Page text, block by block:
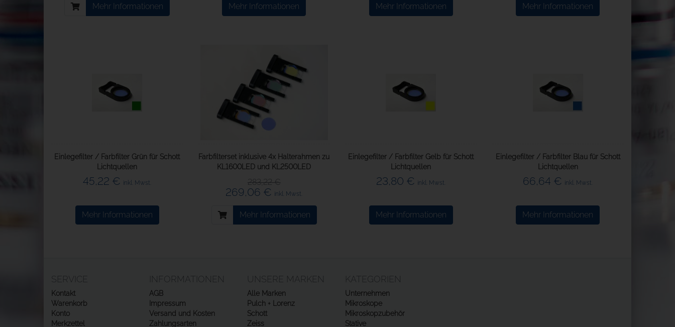
Mehr Informationen Mehr Informationen Mehr Informationen Mehr Informationen
Einlegefilter / Farbfilter Grün für Schott
Lichtquellen
45,22 € inkl. Mwst.
Mehr Informationen
Farbfilterset inklusive 4x Halterahmen zu
KL1600LED und KL2500LED
283,22 €
269,06 € inkl. Mwst.
Mehr Informationen
Einlegefilter / Farbfilter Gelb für Schott
Lichtquellen
23,80 € inkl. Mwst.
Mehr Informationen
Einlegefilter / Farbfilter Blau für Schott
Lichtquellen
66,64 € inkl. Mwst.
Mehr Informationen
SERVICE
Kontakt
Warenkorb
Konto
Merkzettel
INFORMATIONEN
AGB
Impressum
Versand und Kosten
Zahlungsarten
UNSERE MARKEN
Alle Marken
Pulch + Lorenz
Schott
Zeiss
KATEGORIEN
Unternehmen
Mikroskope
Mikroskopzubehör
Stative